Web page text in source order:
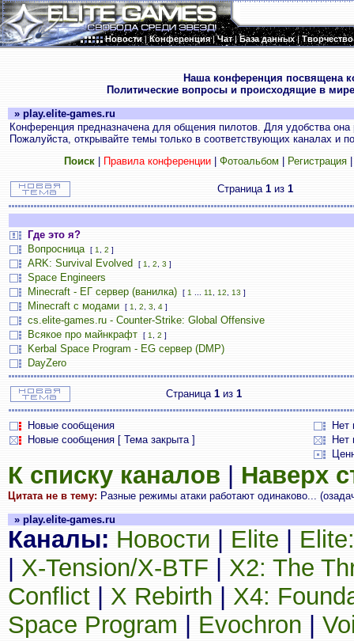
Новости|Конференция|Чат|База данных|Творчество
Наша конференция посвящена
Политические вопросы и происходящие в
» play.elite-games.ru
Конференция предназначена для общения пилотов. Для удобства
Пожалуйста, открывайте темы только в соответствующих каналах и
Поиск| Правила конференции| Фотоальбом Регистрация
Страница 1 из 1
Где это я?
Вопросница
[ 1 2 ]
ARK: Survival Evolved [ 1 2 3 ]
Space Engineers
Minecraft - ЕГ сервер (ванилка)
[ 1 11 12 13 ]
Minecraft с модами [ 1 2 3 4 ]
cs.elite-games.ru - Counter-Strike: Global Offensive
Всякое про майнкрафт
[ 1 2 ]
Kerbal Space Program - EG сервер (DMP)
DayZero
Страница 1 из 1
Новые сообщения
Нет
Новые сообщения [ Тема закрыта ]
Нет
К списку каналов Наверх
Цитата не в тему: Разные режимы атаки работают одинаково...
» play.elite-games.ru
Каналы: Новости Elite
X-Tension/X-BTF
X2: The
Conflict
X Rebirth
X4:
Space Program
Evochron